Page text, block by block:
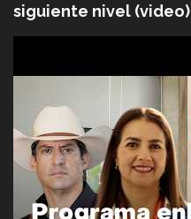
siguiente nivel (video)